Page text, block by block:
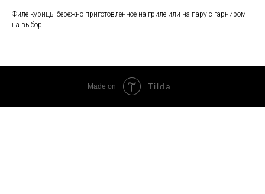
Филе курицы бережно приготовленное на гриле или на пару с гарниром
на выбор.
Made on Tilda